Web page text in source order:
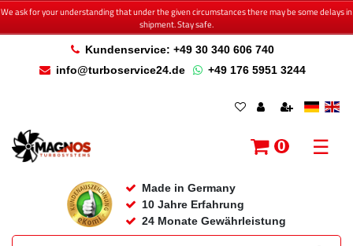
We ask for your understanding that under the given circumstances there may be some delays in
shipment. Stay safe.
Kundenservice: +49 30 340 606 740
info@turboservice24.de
+49 176 5951 3244
Made in Germany
10 Jahre Erfahrung
24 Monate Gewährleistung
0 ☰